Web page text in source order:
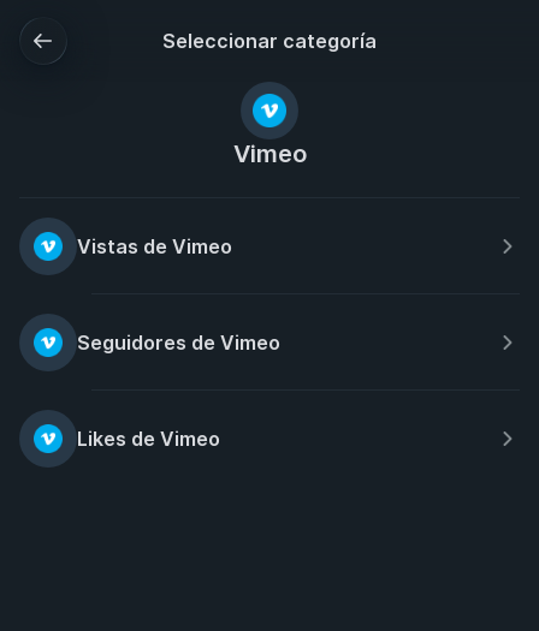
Seleccionar categoría
Vimeo
Vistas de Vimeo
Seguidores de Vimeo
Likes de Vimeo